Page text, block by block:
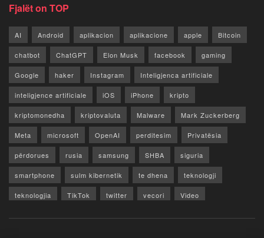
Fjalët on TOP
AI Android aplikacion aplikacione apple Bitcoin
chatbot ChatGPT Elon Musk facebook gaming
Google haker Instagram Inteligjenca artificiale
inteligjence artificiale iOS iPhone kripto
kriptomonedha kriptovaluta Malware Mark Zuckerberg
Meta microsoft OpenAI perditesim Privatësia
përdorues rusia samsung SHBA siguria
smartphone sulm kibernetik te dhena teknologji
teknologjia TikTok twitter vecori Video